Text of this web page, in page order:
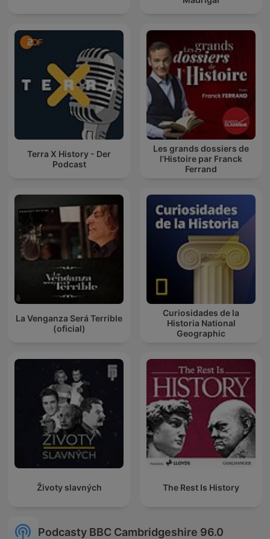
Terra X History - Der
Podcast
Les grands dossiers de
l'Histoire par Franck
Ferrand
La Venganza Será Terrible
(oficial)
Curiosidades de la
Historia National
Geographic
Životy slavných The Rest Is History
Podcasty BBC Cambridgeshire 96.0